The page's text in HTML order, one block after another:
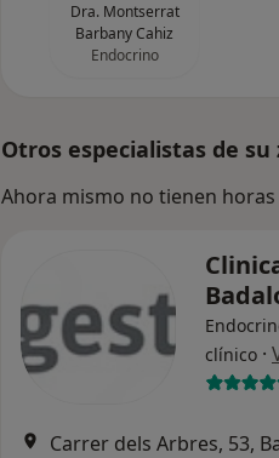
Dra. Montserrat
Barbany Cahiz
Endocrino
Otros especialistas de su
Ahora mismo no tienen
clínico ·
Carrer dels Arbres, 53,